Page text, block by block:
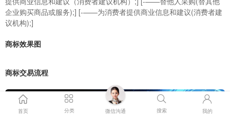
企业购买商品或服务);] [-——为消费者提供商业信息和建议(消费者建
议机构);]
商标效果图
商标交易流程
首页 分类 微信沟通 搜索 我的